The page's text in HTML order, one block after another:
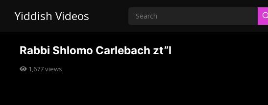
Yiddish Videos
Rabbi Shlomo Carlebach zt”l
1,677views